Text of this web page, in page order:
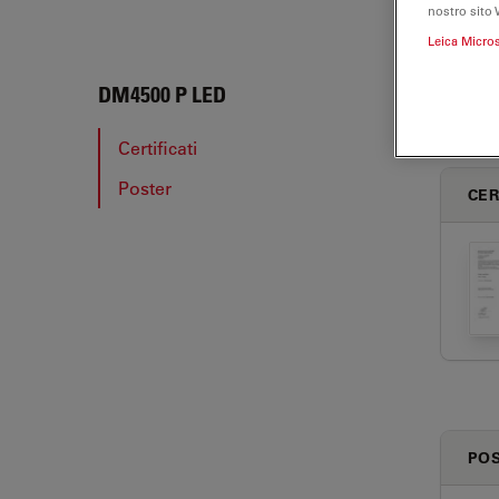
DM4500 P LED
Certificati
Poster
nostro sito
Leica